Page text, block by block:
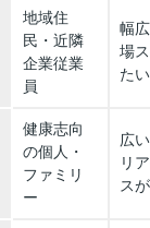
地域住
民・近隣
企業従業
員
幅
場
たい
健康志向
の個人・
ファミリ
ー
広
リ
ス